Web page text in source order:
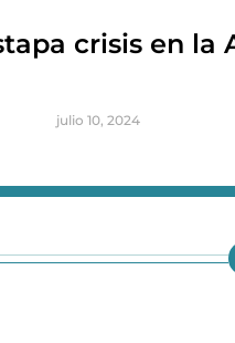
crisis en la
julio 10, 2024